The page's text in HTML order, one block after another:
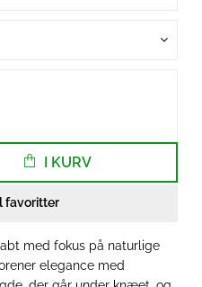
I KURV
favoritter
med fokus på naturlige
elegance med